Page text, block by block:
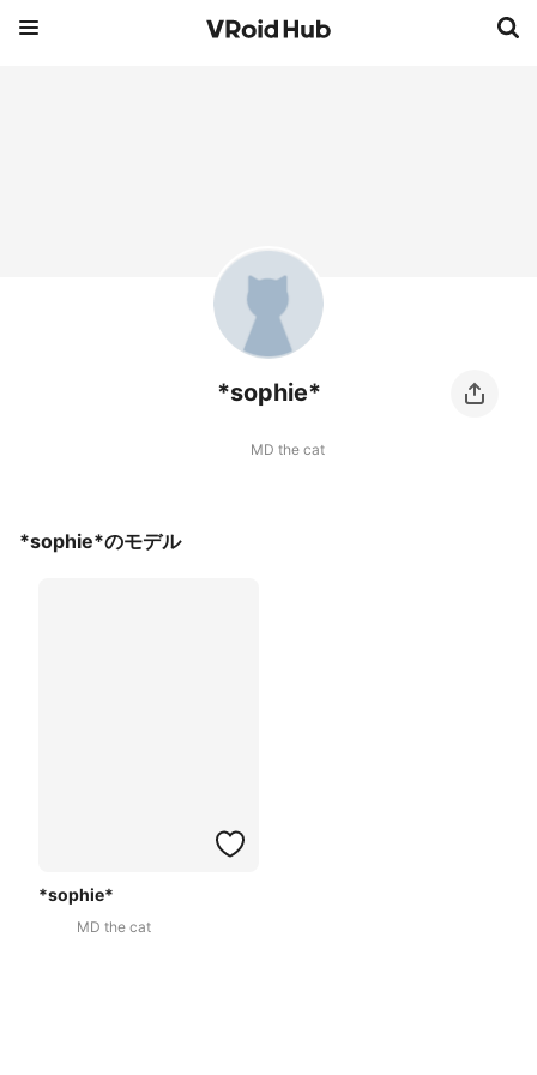
*sophie*
MD the cat
*sophie*のモデル
*sophie*
MD the cat